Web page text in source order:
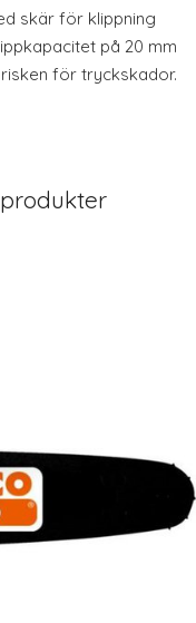
skär för klippning
på 20 mm
för tryckskador.